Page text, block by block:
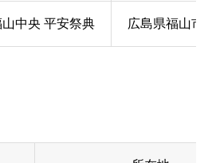
中央 平安祭典 広島県福山市